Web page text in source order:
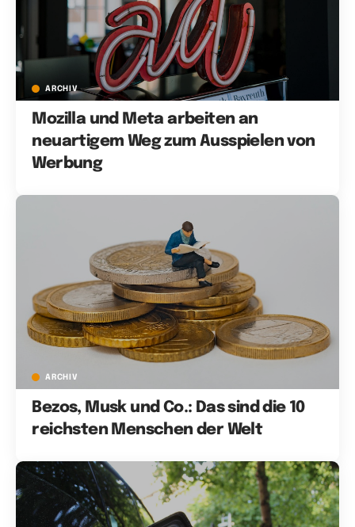
ARCHIV
Mozilla und Meta arbeiten an
neuartigem Weg zum Ausspielen von
Werbung
ARCHIV
Bezos, Musk und Co.: Das sind die 10
reichsten Menschen der Welt